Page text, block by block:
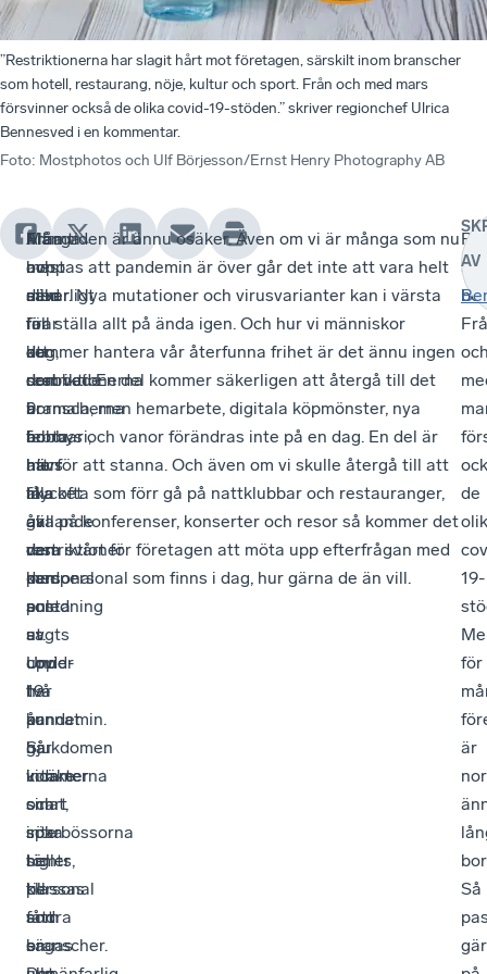
”Restriktionerna har slagit hårt mot företagen, särskilt inom branscher
som hotell, restaurang, nöje, kultur och sport. Från och med mars
försvinner också de olika covid-19-stöden.” skriver regionchef Ulrica
Bennesved i en kommentar.
Foto: Mostphotos och Ulf Börjesson/Ernst Henry Photography AB
Från
och
med
i
dag,
den
9
februari,
hävs
alla
gällande
restriktioner
med
anledning
av
covid-
19-
pandemin.
Sjukdomen
kommer
snart
inte
heller
klassas
som
en
Många
av
dem
firar
att
restriktionerna
är
borta,
men
få
av
dem
kan
pusta
ut.
Under
två
år
har
intäkterna
sinat,
sparbössorna
tömts,
personal
fått
sägas
Allra
mest
allvarligt
för
de
drabbade
branscherna
är
att
mycket
av
den
personal
som
sagts
upp
har
kunnat
gå
vidare
och
söka
sig
till
andra
branscher.
Framtiden är ännu osäker. Även om vi är många som nu
hoppas att pandemin är över går det inte att vara helt
säker. Nya mutationer och virusvarianter kan i värsta
fall ställa allt på ända igen. Och hur vi människor
kommer hantera vår återfunna frihet är det ännu ingen
som vet. En del kommer säkerligen att återgå till det
normala, men hemarbete, digitala köpmönster, nya
hobbys och vanor förändras inte på en dag. En del är
här för att stanna. Och även om vi skulle återgå till att
lika ofta som förr gå på nattklubbar och restauranger,
åka på konferenser, konserter och resor så kommer det
vara svårt för företagen att möta upp efterfrågan med
den personal som finns i dag, hur gärna de än vill.
är
de
19-
för
är
Så
AV